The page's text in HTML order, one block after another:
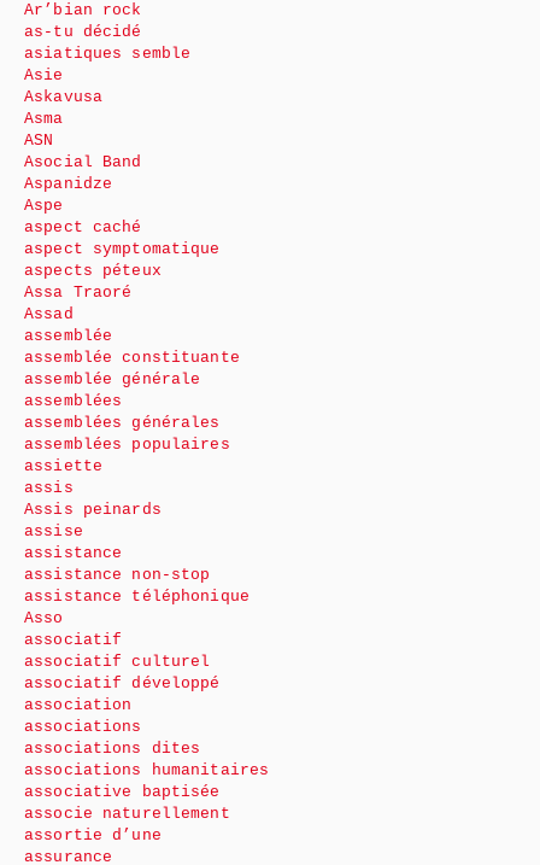
Ar’bian rock
as-tu décidé
asiatiques semble
Asie
Askavusa
Asma
ASN
Asocial Band
Aspanidze
Aspe
aspect caché
aspect symptomatique
aspects péteux
Assa Traoré
Assad
assemblée
assemblée constituante
assemblée générale
assemblées
assemblées générales
assemblées populaires
assiette
assis
Assis peinards
assise
assistance
assistance non-stop
assistance téléphonique
Asso
associatif
associatif culturel
associatif développé
association
associations
associations dites
associations humanitaires
associative baptisée
associe naturellement
assortie d’une
assurance